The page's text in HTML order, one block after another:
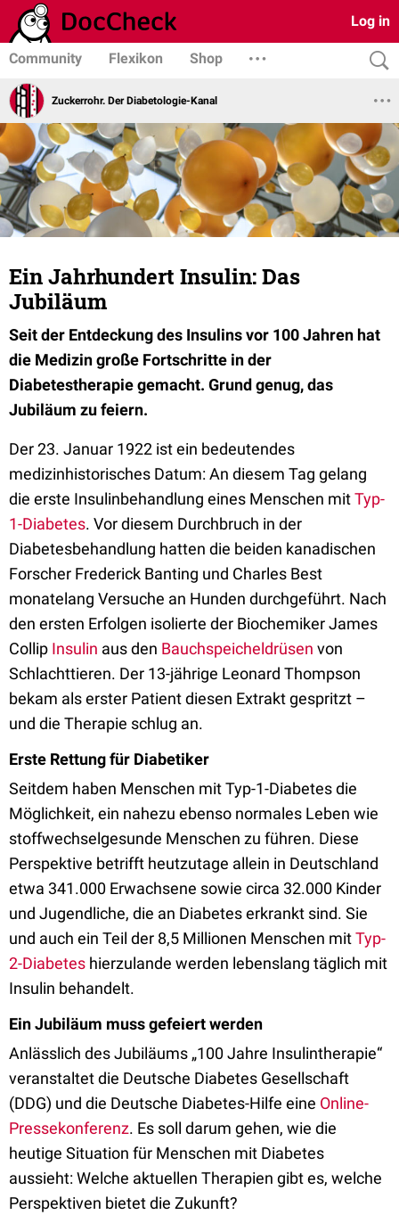
Log in
Community Flexikon Shop
Zuckerrohr. Der Diabetologie-Kanal
Ein Jahrhundert Insulin: Das
Jubiläum
Seit der Entdeckung des Insulins vor 100 Jahren hat
die Medizin große Fortschritte in der
Diabetestherapie gemacht. Grund genug, das
Jubiläum zu feiern.
Der 23. Januar 1922 ist ein bedeutendes
medizinhistorisches Datum: An diesem Tag gelang
die erste Insulinbehandlung eines Menschen mitTyp-
1-Diabetes. Vor diesem Durchbruch in der
Diabetesbehandlung hatten die beiden kanadischen
Forscher Frederick Banting und Charles Best
monatelang Versuche an Hunden durchgeführt. Nach
den ersten Erfolgen isolierte der Biochemiker James
Collip Insulin aus den Bauchspeicheldrüsen von
Schlachttieren. Der 13-jährige Leonard Thompson
bekam als erster Patient diesen Extrakt gespritzt –
und die Therapie schlug an.
Erste Rettung für Diabetiker
Seitdem haben Menschen mit Typ-1-Diabetes die
Möglichkeit, ein nahezu ebenso normales Leben wie
stoffwechselgesunde Menschen zu führen. Diese
Perspektive betrifft heutzutage allein in Deutschland
etwa 341.000 Erwachsene sowie circa 32.000 Kinder
und Jugendliche, die an Diabetes erkrankt sind. Sie
und auch ein Teil der 8,5 Millionen Menschen mitTyp-
2-Diabetes hierzulande werden lebenslang täglich mit
Insulin behandelt.
Ein Jubiläum muss gefeiert werden
Anlässlich des Jubiläums „100 Jahre Insulintherapie“
veranstaltet die Deutsche Diabetes Gesellschaft
(DDG) und die Deutsche Diabetes-Hilfe eine Online-
Pressekonferenz. Es soll darum gehen, wie die
heutige Situation für Menschen mit Diabetes
aussieht: Welche aktuellen Therapien gibt es, welche
Perspektiven bietet die Zukunft?